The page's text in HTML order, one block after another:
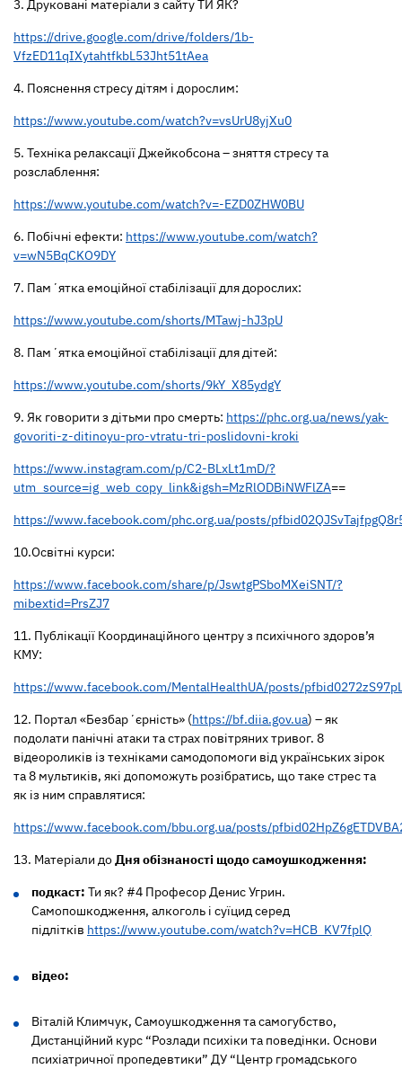
3. Друковані матеріали з сайту ТИ ЯК?
https://drive.google.com/drive/folders/1b-
VfzED11qIXytahtfkbL53Jht51tAea
4. Пояснення стресу дітям і дорослим:
https://www.youtube.com/watch?v=vsUrU8yjXu0
5. Техніка релаксації Джейкобсона – зняття стресу та
розслаблення:
https://www.youtube.com/watch?v=-EZD0ZHW0BU
6. Побічні ефекти: https://www.youtube.com/watch?
v=wN5BqCKO9DY
7. Памʼятка емоційної стабілізації для дорослих:
https://www.youtube.com/shorts/MTawj-hJ3pU
8. Памʼятка емоційної стабілізації для дітей:
https://www.youtube.com/shorts/9kY_X85ydgY
9. Як говорити з дітьми про смерть: https://phc.org.ua/news/yak-
govoriti-z-ditinoyu-pro-vtratu-tri-poslidovni-kroki
https://www.instagram.com/p/C2-BLxLt1mD/?
utm_source=ig_web_copy_link&igsh=MzRlODBiNWFlZA==
https://www.facebook.com/phc.org.ua/posts/
10.Освітні курси:
https://www.facebook.com/share/p/JswtgPSboMXeiSNT/?
mibextid=PrsZJ7
11. Публікації Координаційного центру з психічного здоров’я
КМУ:
https://www.facebook.com/MentalHealthUA/posts/
12. Портал «Безбарʼєрність» (https://bf.diia.gov.ua) – як
подолати панічні атаки та страх повітряних тривог. 8
відеороликів із техніками самодопомоги від українських зірок
та 8 мультиків, які допоможуть розібратись, що таке стрес та
як із ним справлятися:
https://www.facebook.com/bbu.org.ua/posts/
13. Матеріали доДняобізнаності щодо самоушкодження:
подкаст: Ти як? #4 Професор Денис Угрин.
Самопошкодження, алкоголь і суїцид серед
підлітків https://www.youtube.com/watch?v=HCB_KV7fplQ
відео:
Віталій Климчук, Самоушкодження та самогубство,
Дистанційний курс “Розлади психіки та поведінки. Основи
психіатричної пропедевтики” ДУ “Центр громадського